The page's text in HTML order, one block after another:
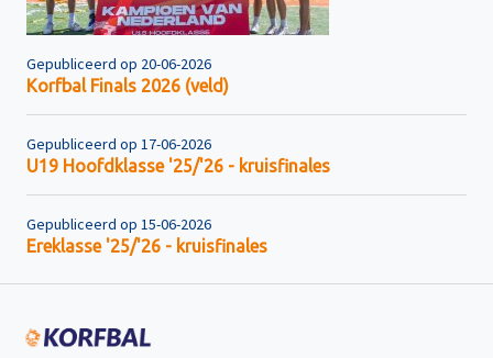
Gepubliceerd op 20-06-2026
Korfbal Finals 2026 (veld)
Gepubliceerd op 17-06-2026
U19 Hoofdklasse '25/'26 - kruisfinales
Gepubliceerd op 15-06-2026
Ereklasse '25/'26 - kruisfinales